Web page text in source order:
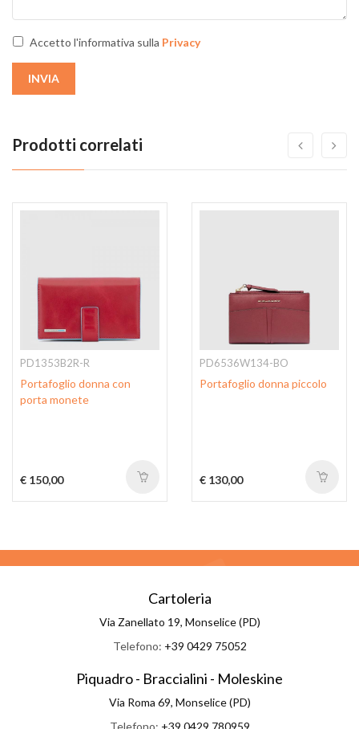
Accetto l'informativa sulla Privacy
INVIA
Prodotti correlati
PD1353B2R-R
Portafoglio donna con
porta monete
€ 150,00
PD6536W134-BO
Portafoglio donna piccolo
€ 130,00
Cartoleria
Via Zanellato 19, Monselice (PD)
Telefono: +39 0429 75052
Piquadro - Braccialini - Moleskine
Via Roma 69, Monselice (PD)
Telefono: +39 0429 780959